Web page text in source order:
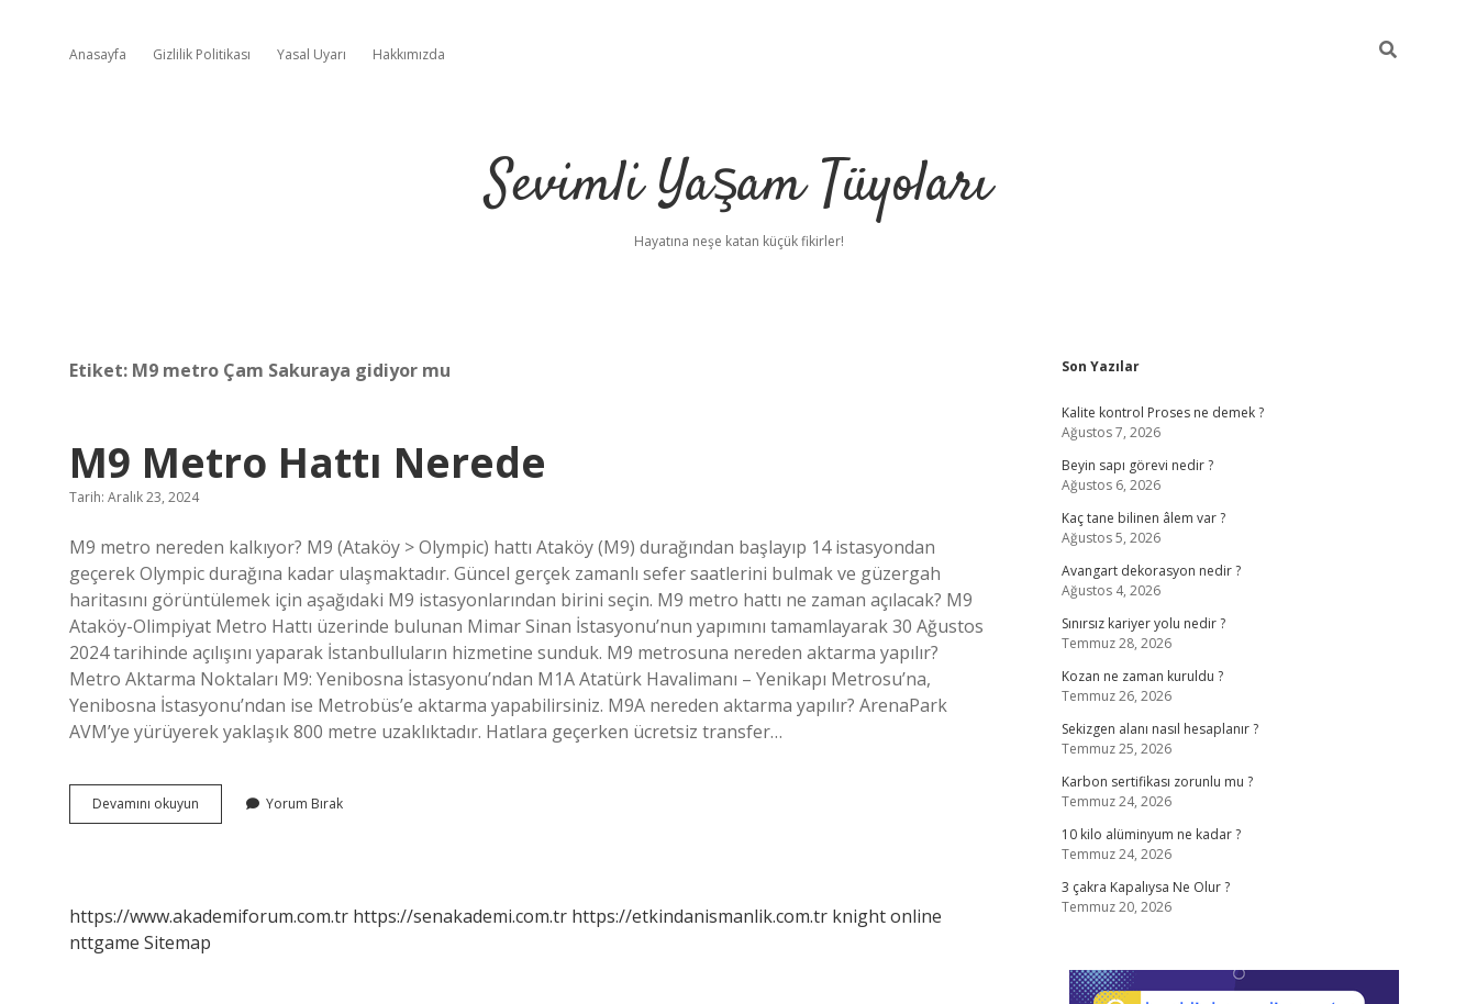
Anasayfa Gizlilik Politikası Yasal Uyarı Hakkımızda
Sevimli Yaşam Tüyoları
Hayatına neşe katan küçük fikirler!
Etiket: M9 metro Çam Sakuraya gidiyor mu
M9 Metro Hattı Nerede
Tarih: Aralık 23, 2024
M9 metro nereden kalkıyor? M9 (Ataköy > Olympic) hattı Ataköy (M9) durağından başlayıp 14 istasyondan
geçerek Olympic durağına kadar ulaşmaktadır. Güncel gerçek zamanlı sefer saatlerini bulmak ve güzergah
haritasını görüntülemek için aşağıdaki M9 istasyonlarından birini seçin. M9 metro hattı ne zaman açılacak? M9
Ataköy-Olimpiyat Metro Hattı üzerinde bulunan Mimar Sinan İstasyonu’nun yapımını tamamlayarak 30 Ağustos
2024 tarihinde açılışını yaparak İstanbulluların hizmetine sunduk. M9 metrosuna nereden aktarma yapılır?
Metro Aktarma Noktaları M9: Yenibosna İstasyonu’ndan M1A Atatürk Havalimanı – Yenikapı Metrosu’na,
Yenibosna İstasyonu’ndan ise Metrobüs’e aktarma yapabilirsiniz. M9A nereden aktarma yapılır? ArenaPark
AVM’ye yürüyerek yaklaşık 800 metre uzaklıktadır. Hatlara geçerken ücretsiz transfer…
Devamını okuyun
Metro
Yorum Bırak
https://www.akademiforum.com.tr https://senakademi.com.tr https://etkindanismanlik.com.tr knight online
nttgame Sitemap
Sidebar
Son Yazılar
Kalite kontrol Proses ne demek ?
Ağustos 7, 2026
Beyin sapı görevi nedir ?
Ağustos 6, 2026
Kaç tane bilinen âlem var ?
Ağustos 5, 2026
Avangart dekorasyon nedir ?
Ağustos 4, 2026
Sınırsız kariyer yolu nedir ?
Temmuz 28, 2026
Kozan ne zaman kuruldu ?
Temmuz 26, 2026
Sekizgen alanı nasıl hesaplanır ?
Temmuz 25, 2026
Karbon sertifikası zorunlu mu ?
Temmuz 24, 2026
10 kilo alüminyum ne kadar ?
Temmuz 24, 2026
3 çakra Kapalıysa Ne Olur ?
Temmuz 20, 2026